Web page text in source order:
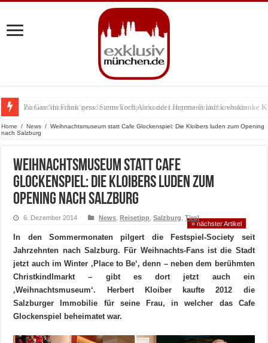
Zu Gast im Fränk’ness: Sternekoch Alexander Herrmann lädt krebskranke
Warum München gerade zum Treffpunkt der Lingerie-Branche wurde
Home / News / Weihnachtsmuseum statt Cafe Glockenspiel: Die Kloibers luden zum Opening
nach Salzburg
Weihnachtsmuseum statt Cafe
Glockenspiel: Die Kloibers luden zum
Opening nach Salzburg
6. Dezember 2014 News ,Reisetipp ,Salzburg ,Tirol
» nächster Artikel
In den Sommermonaten pilgert die Festspiel-Society seit
Jahrzehnten nach Salzburg. Für Weihnachts-Fans ist die Stadt
jetzt auch im Winter ‚Place to Be‘, denn – neben dem berühmten
Christkindlmarkt – gibt es dort jetzt auch ein
‚Weihnachtsmuseum‘. Herbert Kloiber kaufte 2012 die
Salzburger Immobilie für seine Frau, in welcher das Cafe
Glockenspiel beheimatet war.